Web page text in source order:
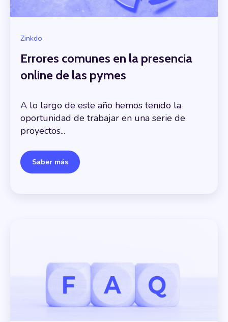
Zinkdo
Errores comunes en la presencia
online de las pymes
A lo largo de este año hemos tenido la
oportunidad de trabajar en una serie de
proyectos...
Saber más